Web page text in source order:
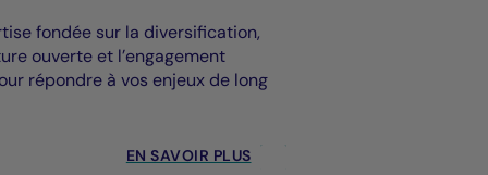
fondée sur la diversification,
ouverte et l’engagement
répondre à vos enjeux de long
EN SAVOIR PLUS